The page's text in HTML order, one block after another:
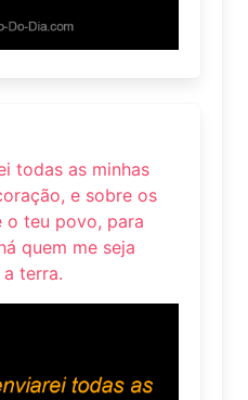
todas as minhas
e sobre os
o teu povo, para
quem me seja
terra.